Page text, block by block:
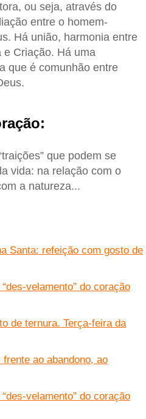
ou seja, através do
entre o homem-
Há união, harmonia entre
e Criação. Há uma
que é comunhão entre
que podem se
vida: na relação com o
a natureza...
Santa: refeição com gosto de
velamento” do coração
de ternura. Terça-feira da
ao abandono, ao
velamento” do coração